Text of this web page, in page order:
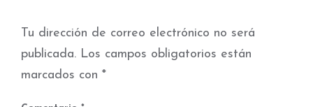
Tu dirección de correo electrónico no será
publicada. Los campos obligatorios están
marcados con *